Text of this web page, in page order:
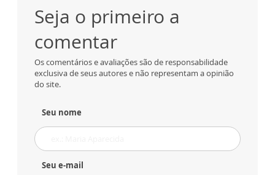
Seja o primeiro a
comentar
Os comentários e avaliações são de responsabilidade
exclusiva de seus autores e não representam a opinião
do site.
Seu nome
Seu e-mail